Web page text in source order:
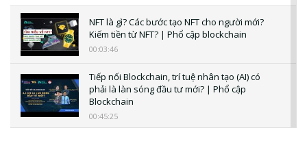
NFT là gì? Các bước tạo NFT cho người mới?
Kiếm tiền từ NFT? | Phổ cập blockchain
00:03:46
Tiếp nối Blockchain, trí tuệ nhân tạo (AI) có
phải là làn sóng đầu tư mới? | Phổ cập
Blockchain
00:45:25